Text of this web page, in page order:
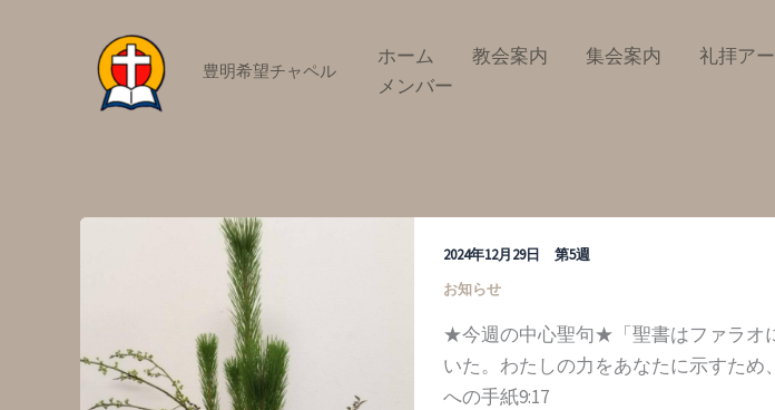
豊明希望チャペル
ホーム 教会案内 集会案内 礼拝ア
メンバー
2024年12月29日 第5週
お知らせ
★今週の中心聖句★「聖書はファラオ
いた。わたしの力をあなたに示すた
への手紙9:17